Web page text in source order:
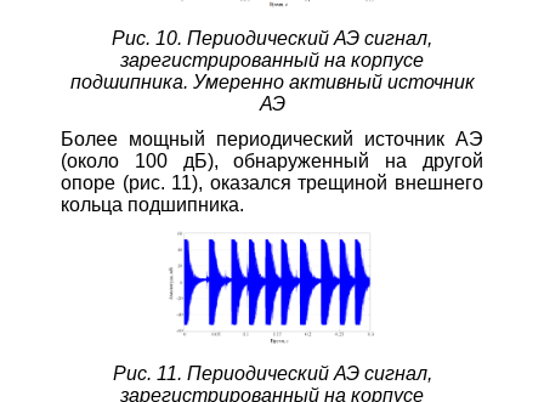
Рис. 10. Периодический АЭ сигнал,
зарегистрированный на корпусе
подшипника. Умеренно активный источник
АЭ
Более мощный периодический источник АЭ
(около 100 дБ), обнаруженный на другой
опоре (рис. 11), оказался трещиной внешнего
кольца подшипника.
Рис. 11. Периодический АЭ сигнал,
зарегистрированный на корпусе